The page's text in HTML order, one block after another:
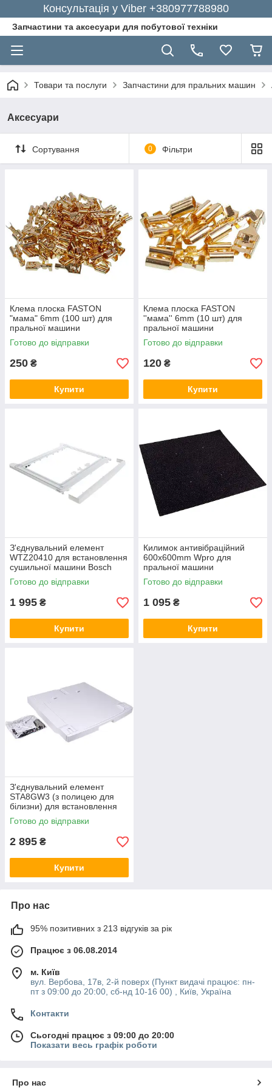
Консультація у Viber +380977788980
Запчастини та аксесуари для побутової техніки
Товари та послуги Запчастини для пральних машин
Аксесуари
Сортування 0 Фільтри
Клема плоска FASTON
"мама" 6mm (100 шт) для
пральної машини
Готово до відправки
250 ₴
Купити
Клема плоска FASTON
''мама'' 6mm (10 шт) для
пральної машини
Готово до відправки
120 ₴
Купити
З'єднувальний елемент
WTZ20410 для встановлення
сушильної машини Bosch
00576101
Готово до відправки
1 995 ₴
Купити
Килимок антивібраційний
600x600mm Wpro для
пральної машини
484010678176
Готово до відправки
1 095 ₴
Купити
З'єднувальний елемент
STA8GW3 (з полицею для
білизни) для встановлення
сушильної машини на
пральну машину Electrolux
Готово до відправки
2 895 ₴
Купити
Про нас
95% позитивних з 213 відгуків за рік
Працює з 06.08.2014
м. Київ
вул. Вербова, 17в, 2-й поверх (Пункт видачі працює: пн-
пт з 09:00 до 20:00, сб-нд 10-16 00) , Київ, Україна
Контакти
Сьогодні працює з 09:00 до 20:00
Показати весь графік роботи
Про нас